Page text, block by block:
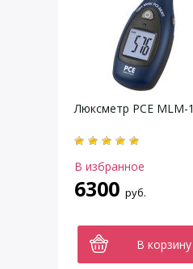
Люксметр PCE MLM-1
В избранное
6300 руб.
В корзину